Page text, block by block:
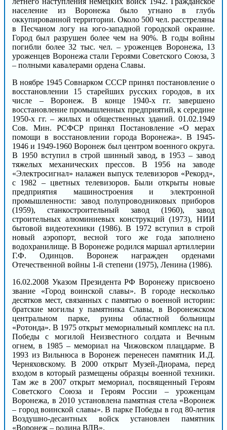
население из Воронежа было угнано в глубь
оккупированной территории. Около 500 чел. расстреляны
в Песчаном логу на юго-западной городской окраине.
Город был разрушен более чем на 90%. В годы войны
погибли более 32 тыс. чел. – уроженцев Воронежа, 13
уроженцев Воронежа стали Героями Советского Союза, 3
– полными кавалерами ордена Славы.
В ноябре 1945 Совнарком СССР принял постановление о
восстановлении 15 старейших русских городов, в их
числе – Воронеж. В конце 1940-х гг. завершено
восстановление промышленных предприятий, к середине
1950-х гг. – жилых и общественных зданий. 01.02.1949
Сов. Мин. РСФСР принял Постановление «О мерах
помощи в восстановлении города Воронежа». В 1945-
1946 и 1949-1960 Воронеж был центром военного округа.
В 1950 вступил в строй шинный завод, в 1953 – завод
тяжелых механических прессов. В 1956 на заводе
«Электросигнал» налажен выпуск телевизоров «Рекорд»,
с 1982 – цветных телевизоров. Были открыты новые
предприятия машиностроения и электронной
промышленности: завод полупроводниковых приборов
(1959), станкостроительный завод (1960), завод
строительных алюминиевых конструкций (1973), НИИ
бытовой видеотехники (1986). В 1972 вступил в строй
новый аэропорт, весной того же года заполнено
водохранилище. В Воронеже родился маршал артиллерии
Г.Ф. Одинцов. Воронеж награжден орденами
Отечественной войны 1-й степени (1975), Ленина (1986).
16.02.2008 Указом Президента РФ Воронежу присвоено
звание «Город воинской славы». В городе несколько
десятков мест, связанных с памятью о военной истории:
братские могилы у памятника Славы, в Воронежском
центральном парке, руины областной больницы
«Ротонда». В 1975 открыт мемориальный комплекс на пл.
Победы с могилой Неизвестного солдата и Вечным
огнем, в 1985 – мемориал на Чижовском плацдарме. В
1993 из Вильнюса в Воронеж перенесен памятник И.Д.
Черняховскому. В 2000 открыт Музей-Диорама, перед
входом в который размещены образцы военной техники.
Там же в 2007 открыт мемориал, посвященный Героям
Советского Союза и Героям России – уроженцам
Воронежа, в 2010 установлена памятная стела «Воронеж
– город воинской славы». В парке Победы в год 80-летия
Воздушно-десантных войск установлен памятник
«Воронеж – родина ВДВ».